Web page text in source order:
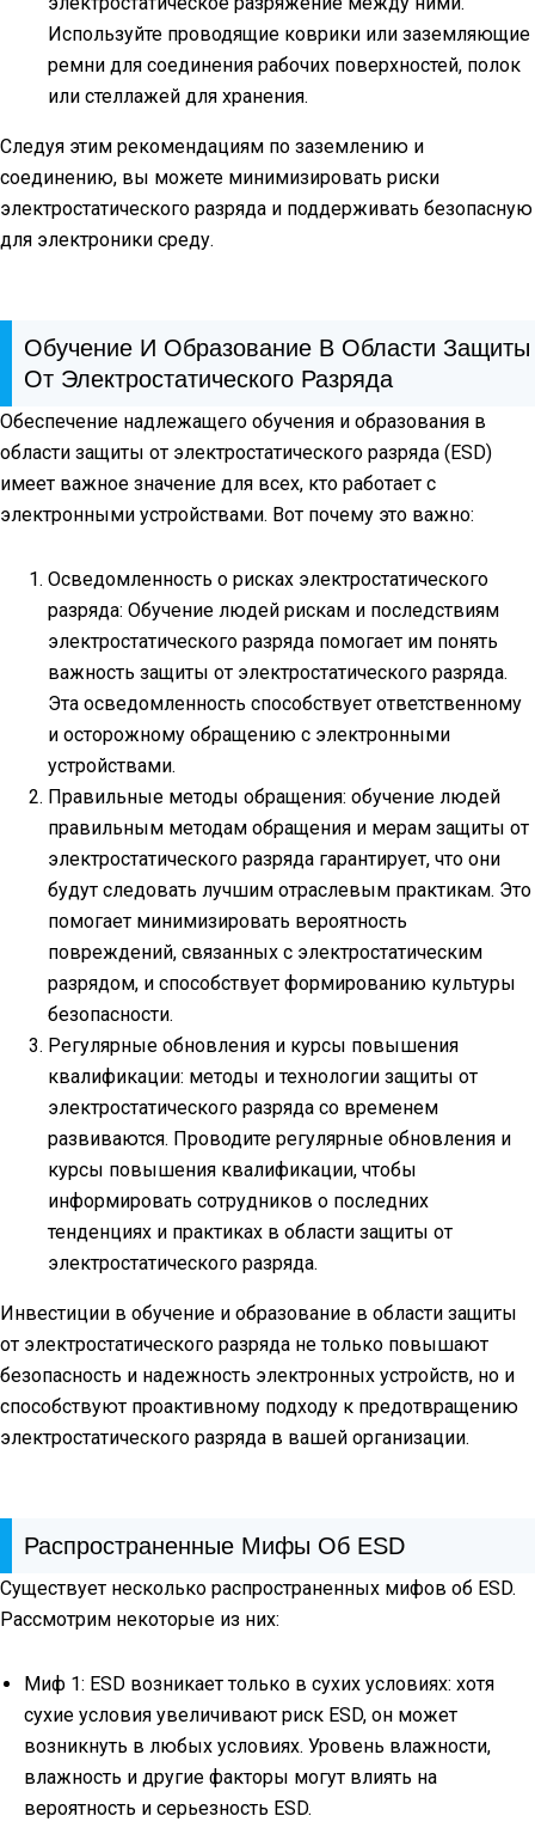
Используйте проводящие коврики или заземляющие
ремни для соединения рабочих поверхностей, полок
или стеллажей для хранения.
Следуя этим рекомендациям по заземлению и
соединению, вы можете минимизировать риски
электростатического разряда и поддерживать безопасную
для электроники среду.
Обучение И Образование В Области Защиты
От Электростатического Разряда
Обеспечение надлежащего обучения и образования в
области защиты от электростатического разряда (ESD)
имеет важное значение для всех, кто работает с
электронными устройствами. Вот почему это важно:
Осведомленность о рисках электростатического
разряда: Обучение людей рискам и последствиям
электростатического разряда помогает им понять
важность защиты от электростатического разряда.
Эта осведомленность способствует ответственному
и осторожному обращению с электронными
устройствами.
Правильные методы обращения: обучение людей
правильным методам обращения и мерам защиты от
электростатического разряда гарантирует, что они
будут следовать лучшим отраслевым практикам. Это
помогает минимизировать вероятность
повреждений, связанных с электростатическим
разрядом, и способствует формированию культуры
безопасности.
Регулярные обновления и курсы повышения
квалификации: методы и технологии защиты от
электростатического разряда со временем
развиваются. Проводите регулярные обновления и
курсы повышения квалификации, чтобы
информировать сотрудников о последних
тенденциях и практиках в области защиты от
электростатического разряда.
Инвестиции в обучение и образование в области защиты
от электростатического разряда не только повышают
безопасность и надежность электронных устройств, но и
способствуют проактивному подходу к предотвращению
электростатического разряда в вашей организации.
Распространенные Мифы Об ESD
Существует несколько распространенных мифов об ESD.
Рассмотрим некоторые из них:
Миф 1: ESD возникает только в сухих условиях: хотя
сухие условия увеличивают риск ESD, он может
возникнуть в любых условиях. Уровень влажности,
влажность и другие факторы могут влиять на
вероятность и серьезность ESD.